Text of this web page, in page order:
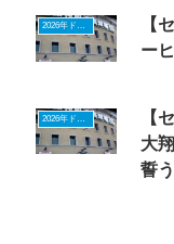
2026年ドラフトニュース
【
ー
2026年ドラフトニュース
【
大
誓う